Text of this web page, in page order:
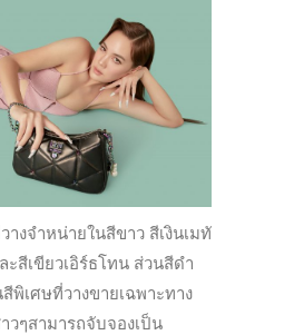
วางจำหน่ายในสีขาว สีเงินเมทั
ะสีเขียวเอิร์ธโทน ส่วนสีดำ
พิเศษที่วางขายเฉพาะทาง
วๆสามารถจับจองเป็น